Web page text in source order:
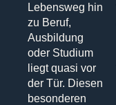
Lebensweg hin
zu Beruf,
Ausbildung
oder Studium
liegt quasi vor
der Tür. Diesen
besonderen